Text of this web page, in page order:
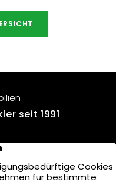
seit 1991
10